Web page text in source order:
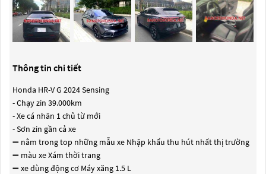
Thông tin chi tiết
Honda HR-V G 2024 Sensing
- Chạy zin 39.000km
- Xe cá nhân 1 chủ từ mới
- Sơn zin gần cả xe
➖ nằm trong top những mẫu xe Nhập khẩu thu hút nhất thị trường
➖ màu xe Xám thời trang
➖ xe dùng động cơ Máy xăng 1.5 L